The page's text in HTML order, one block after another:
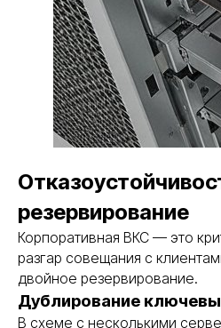
резервирование
Корпоративная ВКС — это
разгар совещания с
двойное резервирование.
Дублирование
В схеме с несколькими